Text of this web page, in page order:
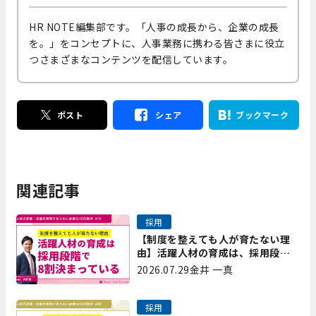
HR NOTE編集部です。「人事の成長から、企業の成長
を。」をコンセプトに、人事業務に携わる皆さまに役立
つさまざまなコンテンツを配信しています。
ポスト シェア ブックマーク
関連記事
【制度を整えても人が育たない理
由】活躍人材の育成は、採用段階
で8割決まっている｜プレシャスパ
ートナーズ矢野
採用
2026.07.29金井 一真
採用